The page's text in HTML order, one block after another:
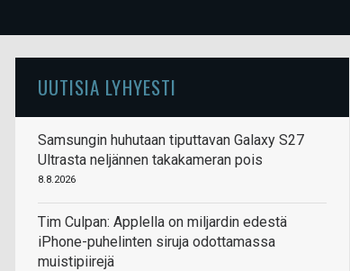
UUTISIA LYHYESTI
Samsungin huhutaan tiputtavan Galaxy S27
Ultrasta neljännen takakameran pois
8.8.2026
Tim Culpan: Applella on miljardin edestä
iPhone-puhelinten siruja odottamassa
muistipiirejä